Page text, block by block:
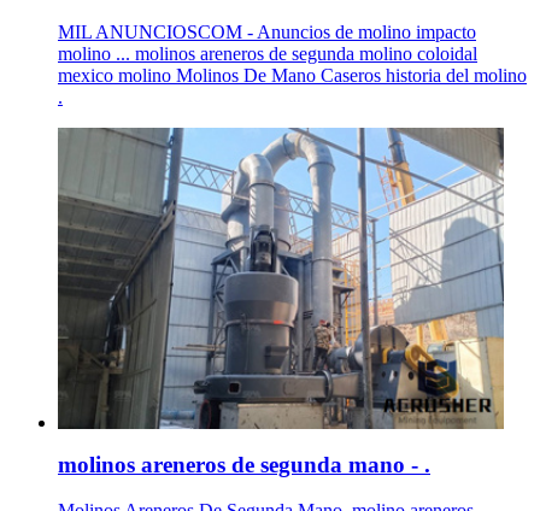
MIL ANUNCIOSCOM - Anuncios de molino impacto
molino ... molinos areneros de segunda molino coloidal
mexico molino Molinos De Mano Caseros historia del molino
.
molinos areneros de segunda mano - .